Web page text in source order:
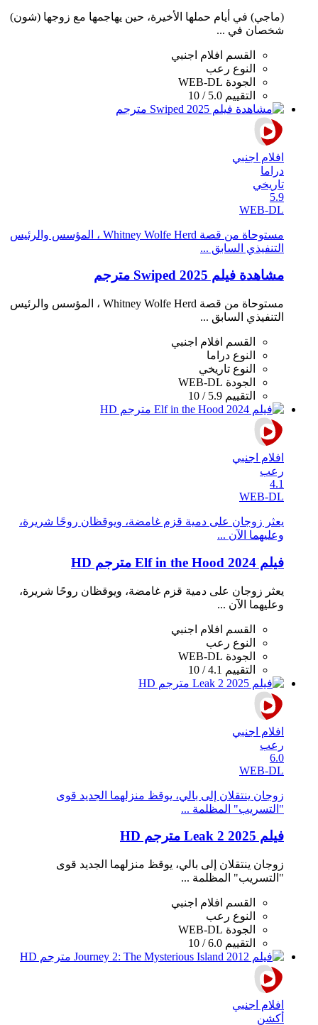
(ماجي) في أيام حملها الأخيرة، حين يهاجمها مع زوجها (شون)
شخصان في ...
القسم
افلام اجنبي
النوع رعب
الجودة WEB-DL
التقييم 5.0 / 10
افلام اجنبي
دراما
تاريخي
5.9
WEB-DL
مستوحاة من قصة Whitney Wolfe Herd ، المؤسس والرئيس
التنفيذي السابق ...
مشاهدة فيلم Swiped 2025 مترجم
مستوحاة من قصة Whitney Wolfe Herd ، المؤسس والرئيس
التنفيذي السابق ...
القسم
افلام اجنبي
النوع دراما
النوع تاريخي
الجودة WEB-DL
التقييم 5.9 / 10
افلام اجنبي
رعب
4.1
WEB-DL
يعثر زوجان على دمية قزم غامضة، ويوقظان روحًا شريرة،
وعليهما الآن ...
فيلم Elf in the Hood 2024 مترجم HD
يعثر زوجان على دمية قزم غامضة، ويوقظان روحًا شريرة،
وعليهما الآن ...
القسم
افلام اجنبي
النوع رعب
الجودة WEB-DL
التقييم 4.1 / 10
افلام اجنبي
رعب
6.0
WEB-DL
زوجان ينتقلان إلى بالي، يوقظ منزلهما الجديد قوى
"التسريب" المظلمة ...
فيلم Leak 2 2025 مترجم HD
زوجان ينتقلان إلى بالي، يوقظ منزلهما الجديد قوى
"التسريب" المظلمة ...
القسم
افلام اجنبي
النوع رعب
الجودة WEB-DL
التقييم 6.0 / 10
افلام اجنبي
أكشن